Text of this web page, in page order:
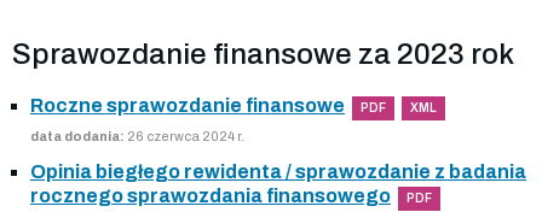
Sprawozdanie finansowe za 2023 rok
Roczne sprawozdanie finansowe PDF XML
data dodania: 26 czerwca 2024 r.
Opinia biegłego rewidenta / sprawozdanie z badania
rocznego sprawozdania finansowego
PDF